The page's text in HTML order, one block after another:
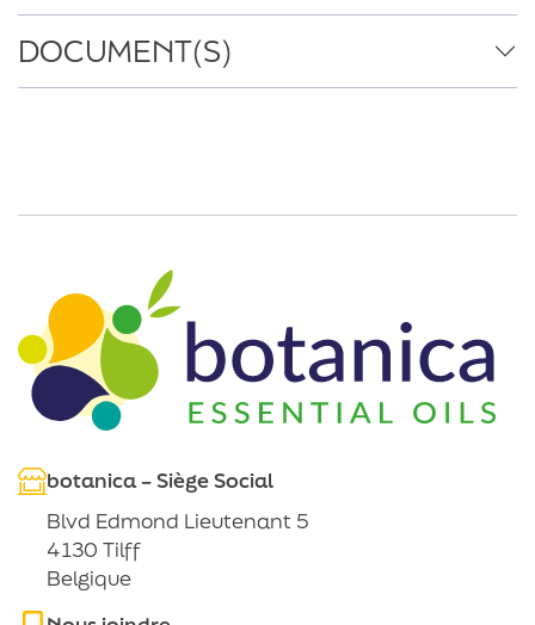
DOCUMENT(S)
botanica – Siège Social
Blvd Edmond Lieutenant 5
4130 Tilff
Belgique